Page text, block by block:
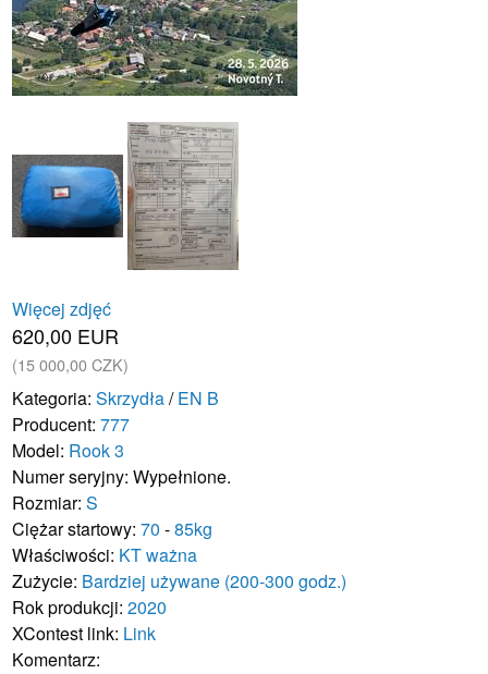
Więcej zdjęć
620,00 EUR
(15 000,00 CZK)
Kategoria:Skrzydła/EN B
Producent:777
Model: Rook 3
Numer seryjny: Wypełnione.
Rozmiar:S
Ciężar startowy:70 -85kg
Właściwości: KT ważna
Zużycie: Bardziej używane (200-300 godz.)
Rok produkcji:2020
XContest link: Link
Komentarz: